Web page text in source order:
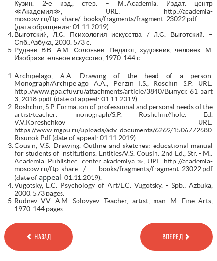
Кузин. 2-е изд., стер. – М.:Academia: Издат. центр
≪Академия≫, URL: http://academia-
moscow.ru/ftp_share/_books/fragments/fragment_23022.pdf
(дата обращения: 01.11.2019).
Выготский, Л.С. Психология искусства / Л.С. Выготский. –
Спб.:Азбука, 2000. 573 с.
Руднев В.В. А.М. Соловьев. Педагог, художник, человек. М.
Изобразительное искусство, 1970. 144 с.
Archipelago, A.A. Drawing of the head of a person.
Monograph/Archipelago A.A., Penzin I.S., Roschin S.P. URL:
http://www.gpa.cfuv.ru/attachments/article/3840/Выпуск 61 part
3, 2018 ppdf (date of appeal: 01.11.2019).
Roshchin, S.P. Formation of professional and personal needs of the
artist-teacher: monograph/S.P. Roshchin//hole. Ed.
V.V.Koreshchkov URL:
https://www.mgpu.ru/uploads/adv_documents/6269/1506772680-
Risunok.Pdf (date of appeal: 01.11.2019).
Cousin, V.S. Drawing. Outline and sketches: educational manual
for students of institutions. Entities/V.S. Cousin. 2nd Ed., Str. - M.:
Academia: Published. center akademiya ≫, URL: http://academia-
moscow.ru/ftp_share / _ books/fragments/fragment_23022.pdf
(date ofappeal: 01.11.2019).
Vugotsky, L.C. Psychology of Art/L.C. Vugotsky. - Spb.: Azbuka,
2000. 573 pages.
Rudnev V.V. A.M. Solovyev. Teacher, artist, man. M. Fine Arts,
1970. 144 pages.
НАЗАД ВПЕРЕД